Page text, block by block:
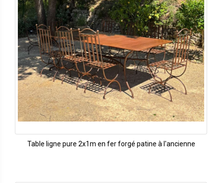
Table ligne pure 2x1m en fer forgé patine à l'ancienne